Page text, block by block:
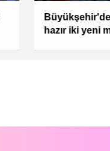
hazır iki yeni